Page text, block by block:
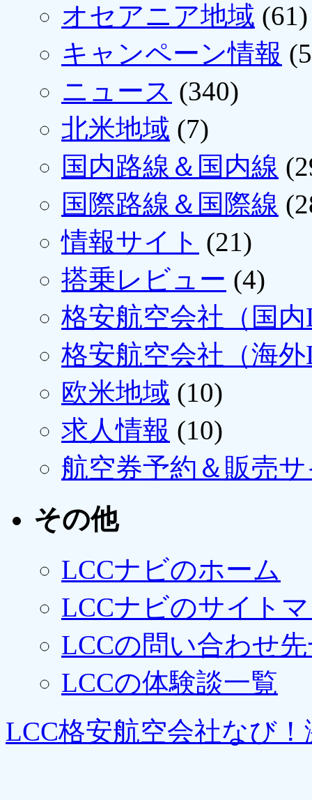
オセアニア地域 (61)
キャンペーン情報
ニュース (340)
北米地域 (7)
国内路線＆国内線
国際路線＆国際線
情報サイト (21)
搭乗レビュー (4)
格安航空会社（国
格安航空会社（海
欧米地域 (10)
求人情報 (10)
航空券予約＆販売
その他
LCCナビのホーム
LCCナビのサイト
LCCの問い合わせ
LCCの体験談一覧
LCC格安航空会社なび